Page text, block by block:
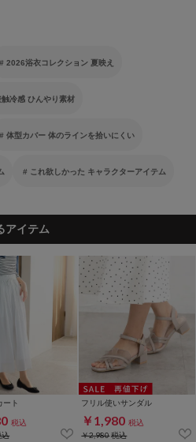
2026浴衣コレクション 夏映え
触冷感 ひんやり素材
体型カバー 体のラインを拾いにくい
これ欲しかった キャラクターアイテム
アイテム
ート
税込
込
フリル使いサンダル
￥1,980 税込
￥2,980税込